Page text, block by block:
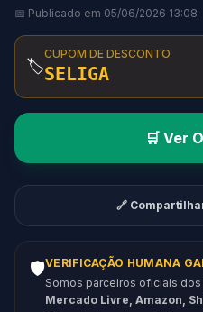
📅 Publicado em 05/06/2026 13:08
🏷️
CUPOM DE DESCONTO
SELIGA
🛒 Ver
🔗
🛡️VERIFICAÇÃO HUMANA
Somos parceiros oficiais
Mercado Livre, Amazon,